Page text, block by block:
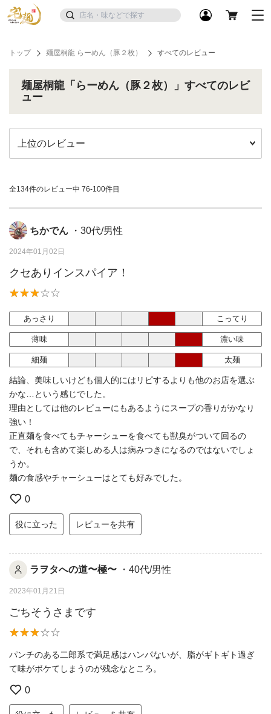
トップ 麺屋桐龍 らーめん（豚２枚） すべてのレビュー
麺屋桐龍「らーめん（豚２枚）」すべてのレビ
ュー
全134件のレビュー中 76-100件目
ちかでん ・30代/男性
2024年01月02日
クセありインスパイア！
あっさり こってり
薄味 濃い味
細麺 太麺
結論、美味しいけども個人的にはリピするよりも他のお店を選ぶ
かな…という感じでした。
理由としては他のレビューにもあるようにスープの香りがかなり
強い！
正直麺を食べてもチャーシューを食べても獣臭がついて回るの
で、それも含めて楽しめる人は病みつきになるのではないでしょ
うか。
麺の食感やチャーシューはとても好みでした。
0
役に立った レビューを共有
ラヲタへの道〜極〜 ・40代/男性
2023年01月21日
ごちそうさまです
パンチのある二郎系で満足感はハンパないが、脂がギトギト過ぎ
て味がボケてしまうのが残念なところ。
0